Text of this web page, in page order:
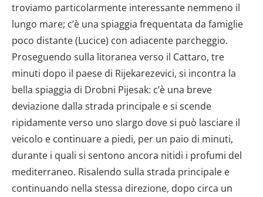
troviamo particolarmente interessante nemmeno il
lungo mare; c’è una spiaggia frequentata da famiglie
poco distante (Lucice) con adiacente parcheggio.
Proseguendo sulla litoranea verso il Cattaro, tre
minuti dopo il paese di Rijekarezevici, si incontra la
bella spiaggia di Drobni Pijesak: c’è una breve
deviazione dalla strada principale e si scende
ripidamente verso uno slargo dove si può lasciare il
veicolo e continuare a piedi, per un paio di minuti,
durante i quali si sentono ancora nitidi i profumi del
mediterraneo. Risalendo sulla strada principale e
continuando nella stessa direzione, dopo circa un